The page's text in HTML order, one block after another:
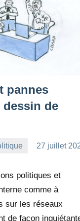
pannes
de
27 juillet
politiques et
comme à
sur les réseaux
de façon